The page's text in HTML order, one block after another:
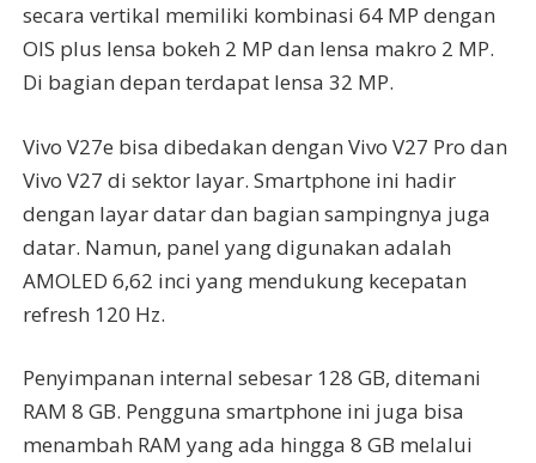
secara vertikal memiliki kombinasi 64 MP dengan
OIS plus lensa bokeh 2 MP dan lensa makro 2 MP.
Di bagian depan terdapat lensa 32 MP.
Vivo V27e bisa dibedakan dengan Vivo V27 Pro dan
Vivo V27 di sektor layar. Smartphone ini hadir
dengan layar datar dan bagian sampingnya juga
datar. Namun, panel yang digunakan adalah
AMOLED 6,62 inci yang mendukung kecepatan
refresh 120 Hz.
Penyimpanan internal sebesar 128 GB, ditemani
RAM 8 GB. Pengguna smartphone ini juga bisa
menambah RAM yang ada hingga 8 GB melalui